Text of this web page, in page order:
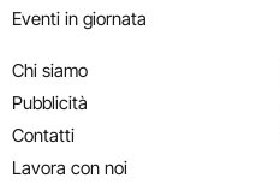
Eventi in giornata
Chi siamo
Pubblicità
Contatti
Lavora con noi